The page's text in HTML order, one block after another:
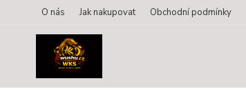
O nás Jak nakupovat Obchodní podmínky